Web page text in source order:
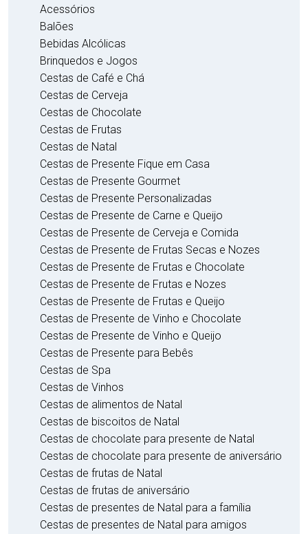
Acessórios
Balões
Bebidas Alcólicas
Brinquedos e Jogos
Cestas de Café e Chá
Cestas de Cerveja
Cestas de Chocolate
Cestas de Frutas
Cestas de Natal
Cestas de Presente Fique em Casa
Cestas de Presente Gourmet
Cestas de Presente Personalizadas
Cestas de Presente de Carne e Queijo
Cestas de Presente de Cerveja e Comida
Cestas de Presente de Frutas Secas e Nozes
Cestas de Presente de Frutas e Chocolate
Cestas de Presente de Frutas e Nozes
Cestas de Presente de Frutas e Queijo
Cestas de Presente de Vinho e Chocolate
Cestas de Presente de Vinho e Queijo
Cestas de Presente para Bebês
Cestas de Spa
Cestas de Vinhos
Cestas de alimentos de Natal
Cestas de biscoitos de Natal
Cestas de chocolate para presente de Natal
Cestas de chocolate para presente de aniversário
Cestas de frutas de Natal
Cestas de frutas de aniversário
Cestas de presentes de Natal para a família
Cestas de presentes de Natal para amigos